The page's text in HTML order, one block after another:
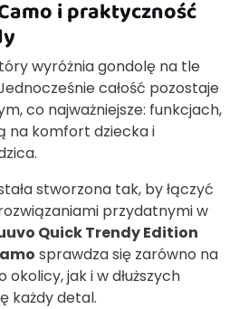
i praktyczność
wyróżnia gondolę na tle
całość pozostaje
co najważniejsze: funkcjach,
na komfort dziecka i
stworzona tak, by łączyć
przydatnymi w
Quick Trendy Edition
sprawdza się zarówno na
jak i w dłuższych
każdy detal.